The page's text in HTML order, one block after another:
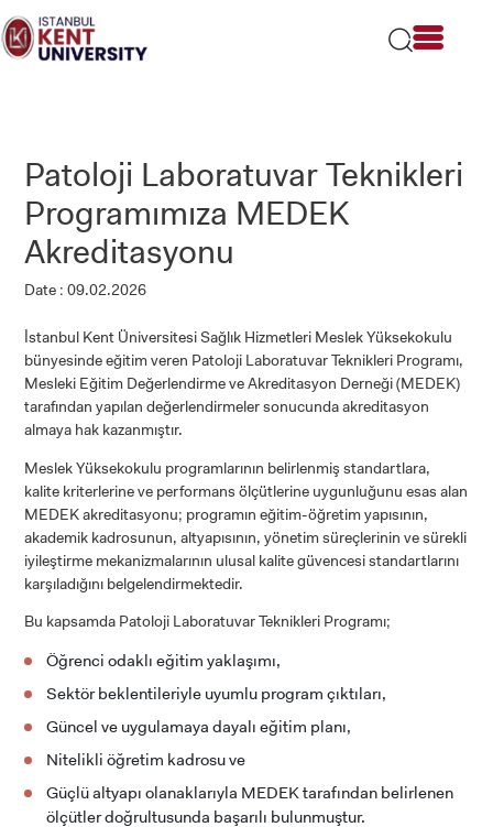
note:
This
system.Patoloji Laboratuvar Teknikleri
Programımıza MEDEK
Akreditasyonu
Date : 09.02.2026
İstanbul Kent Üniversitesi Sağlık Hizmetleri Meslek Yüksekokulu
bünyesinde eğitim veren Patoloji Laboratuvar Teknikleri Programı,
Mesleki Eğitim Değerlendirme ve Akreditasyon Derneği (MEDEK)
tarafından yapılan değerlendirmeler sonucunda akreditasyon
almaya hak kazanmıştır.
Meslek Yüksekokulu programlarının belirlenmiş standartlara,
kalite kriterlerine ve performans ölçütlerine uygunluğunu esas alan
MEDEK akreditasyonu; programın eğitim-öğretim yapısının,
akademik kadrosunun, altyapısının, yönetim süreçlerinin ve sürekli
iyileştirme mekanizmalarının ulusal kalite güvencesi standartlarını
karşıladığını belgelendirmektedir.
Bu kapsamda Patoloji Laboratuvar Teknikleri Programı;
Öğrenci odaklı eğitim yaklaşımı,
Sektör beklentileriyle uyumlu program çıktıları,
Güncel ve uygulamaya dayalı eğitim planı,
Nitelikli öğretim kadrosu ve
Güçlü altyapı olanaklarıyla MEDEK tarafından belirlenen
ölçütler doğrultusunda başarılı bulunmuştur.